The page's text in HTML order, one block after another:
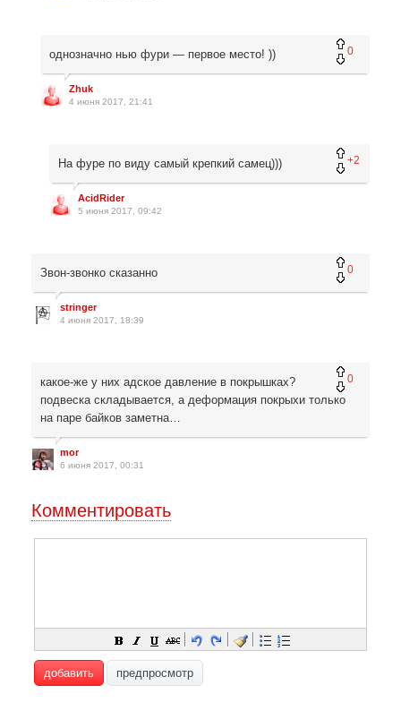
0
однозначно нью фури — первое место! ))
Zhuk
4 июня 2017, 21:41
+2
На фуре по виду самый крепкий самец)))
AcidRider
5 июня 2017, 09:42
0
Звон-звонко сказанно
stringer
4 июня 2017, 18:39
0
какое-же у них адское давление в покрышках?
подвеска складывается, а деформация покрыхи только
на паре байков заметна…
mor
6 июня 2017, 00:31
Комментировать
добавить предпросмотр